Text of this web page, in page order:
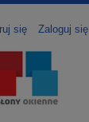
się Zaloguj się